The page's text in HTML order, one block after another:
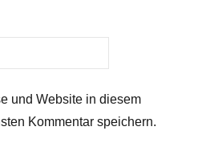
und Website in diesem
Kommentar speichern.